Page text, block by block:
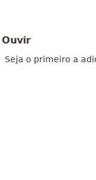
Ouvir
Seja o primeiro a